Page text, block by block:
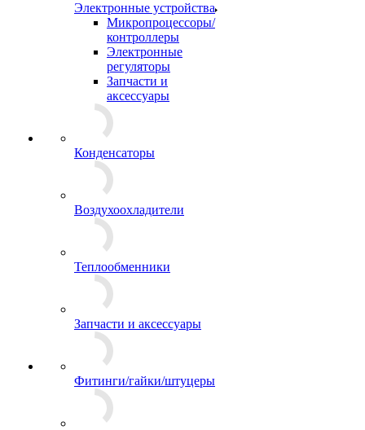
Электронные устройства
Микропроцессоры/
контроллеры
Электронные
регуляторы
Запчасти и
аксессуары
Конденсаторы
Воздухоохладители
Теплообменники
Запчасти и аксессуары
Фитинги/гайки/штуцеры